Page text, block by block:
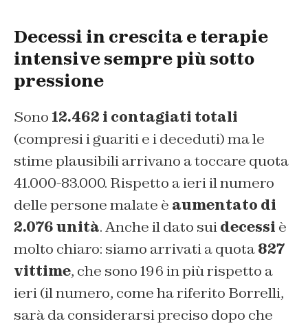
Decessi in crescita e terapie
intensive sempre più sotto
pressione
Sono 12.462 i contagiati totali
(compresi i guariti e i deceduti) ma le
stime plausibili arrivano a toccare quota
41.000-83.000. Rispetto a ieri il numero
delle persone malate è aumentato di
2.076 unità. Anche il dato suidecessi è
molto chiaro: siamo arrivati a quota827
vittime, che sono 196 in più rispetto a
ieri (il numero, come ha riferito Borrelli,
sarà da considerarsi preciso dopo che